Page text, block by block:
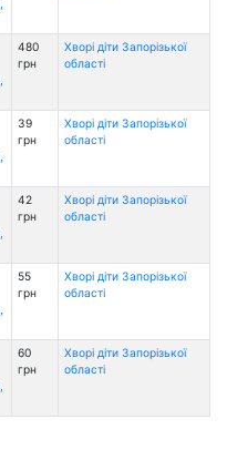
480
грн
Хворі діти Запорізької
області
39
грн
Хворі діти Запорізької
області
42
грн
Хворі діти Запорізької
області
55
грн
Хворі діти Запорізької
області
60
грн
Хворі діти Запорізької
області